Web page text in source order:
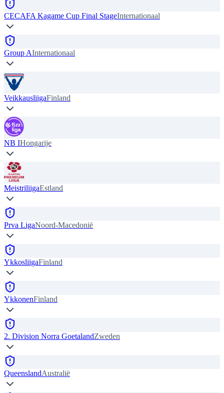
CECAFA Kagame Cup Final StageInternationaal
Group AInternationaal
VeikkausliigaFinland
NB IHongarije
MeistriliigaEstland
Prva LigaNoord-Macedonië
YkkosliigaFinland
YkkonenFinland
2. Division Norra GoetalandZweden
QueenslandAustralië